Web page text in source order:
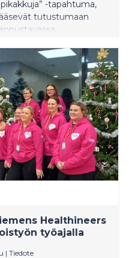
-tapahtuma,
tutustumaan
Healthineers
työajalla
| Tiedote